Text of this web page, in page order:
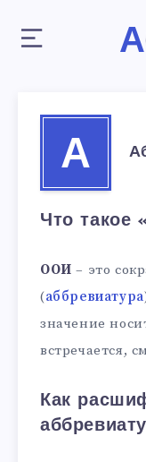
А
Что такое
ООИ – это
(аббревиатура
значение
встречается,
Как